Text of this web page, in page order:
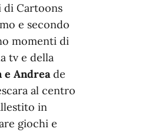
di Cartoons
e secondo
momenti di
tv e della
e Andreade
al centro
in
giochi e